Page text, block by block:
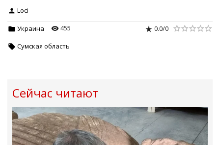
Loci
Украина 455 0.0/0
Сумская область
Сейчас читают